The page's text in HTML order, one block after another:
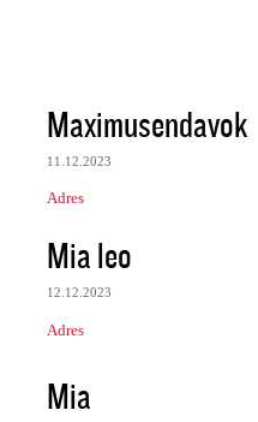
Maximusendavok
11.12.2023
Adres
Mia leo
12.12.2023
Adres
Mia